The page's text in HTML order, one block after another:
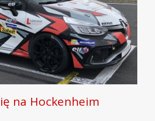
na Hockenheim